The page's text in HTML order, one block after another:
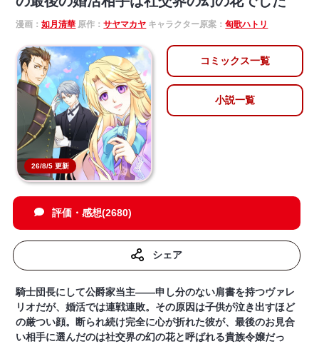
漫画：如月清華 原作：サヤマカヤ キャラクター原案：匈歌ハトリ
26/8/5 更新
コミックス一覧
小説一覧
評価・感想(2680)
シェア
騎士団長にして公爵家当主――申し分のない肩書を持つヴァレ
リオだが、婚活では連戦連敗。その原因は子供が泣き出すほど
の厳つい顔。断られ続け完全に心が折れた彼が、最後のお見合
い相手に選んだのは社交界の幻の花と呼ばれる貴族令嬢だっ